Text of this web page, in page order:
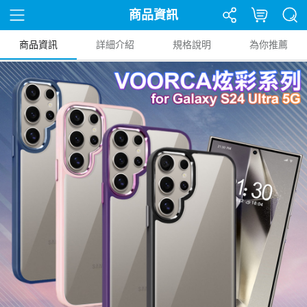
商品資訊
商品資訊 詳細介紹 規格說明 為你推薦